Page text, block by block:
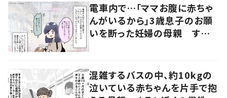
電車内で…「ママお腹に赤ちゃ
んがいるから」3歳息子のお願
いを断った妊婦の母親 すると
混雑するバスの中、約10kgの
泣いている赤ちゃんを片手で抱